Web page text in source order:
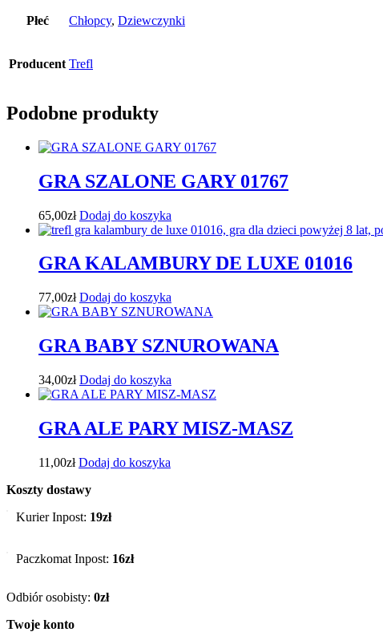
Płeć Chłopcy, Dziewczynki
Producent Trefl
Podobne produkty
GRA SZALONE GARY 01767
65,00zł Dodaj do koszyka
GRA KALAMBURY DE LUXE 01016
77,00zł Dodaj do koszyka
GRA BABY SZNUROWANA
34,00zł Dodaj do koszyka
GRA ALE PARY MISZ-MASZ
11,00zł Dodaj do koszyka
Koszty dostawy
Kurier Inpost: 19zł
Paczkomat Inpost: 16zł
Odbiór osobisty: 0zł
Twoje konto